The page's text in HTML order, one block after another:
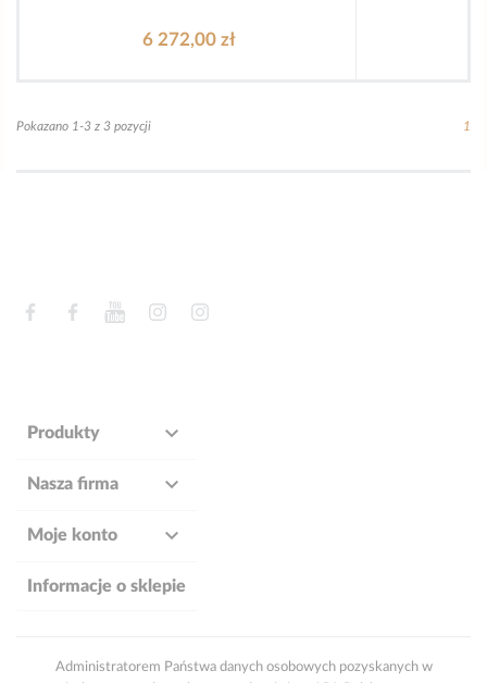
6 272,00 zł
Pokazano 1-3 z 3 pozycji 1
FacebookFacebookYouTubeInstagram
Produkty 
Nasza firma 
Moje konto 
Informacje o sklepie
Administratorem Państwa danych osobowych pozyskanych w